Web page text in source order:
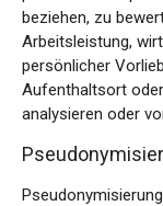
beziehen, zu
Arbeitsleistung,
persönlicher
Aufenthaltsort
analysieren oder